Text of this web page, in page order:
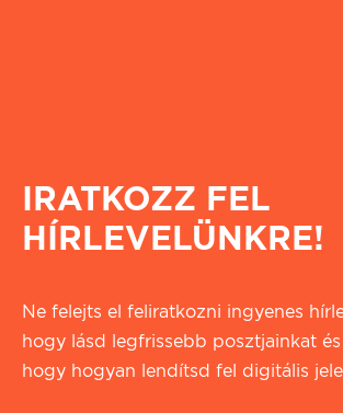
IRATKOZZ FEL
HÍRLEVELÜNKRE!
Ne felejts el feliratkozni ingyenes
hogy lásd legfrissebb posztjainkat
hogy hogyan lendítsd fel digitális